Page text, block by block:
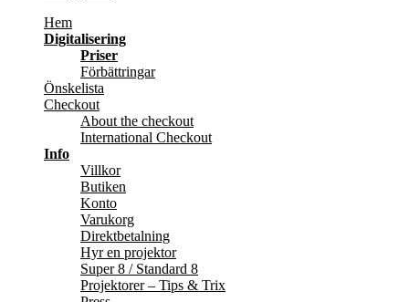
Hem
Digitalisering
Priser
Förbättringar
Önskelista
Checkout
About the checkout
International Checkout
Info
Villkor
Butiken
Konto
Varukorg
Direktbetalning
Hyr en projektor
Super 8 / Standard 8
Projektorer – Tips & Trix